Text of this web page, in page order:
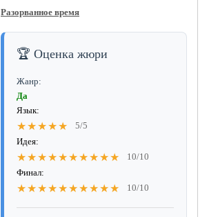
Разорванное время
🏆 Оценка жюри
Жанр:
Да
Язык:
★★★★★
5/5
Идея:
★★★★★★★★★★
10/10
Финал:
★★★★★★★★★★ 10/10